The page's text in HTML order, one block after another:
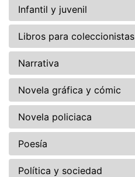
Infantil y juvenil
Libros para coleccionistas
Narrativa
Novela gráfica y cómic
Novela policiaca
Poesía
Política y sociedad